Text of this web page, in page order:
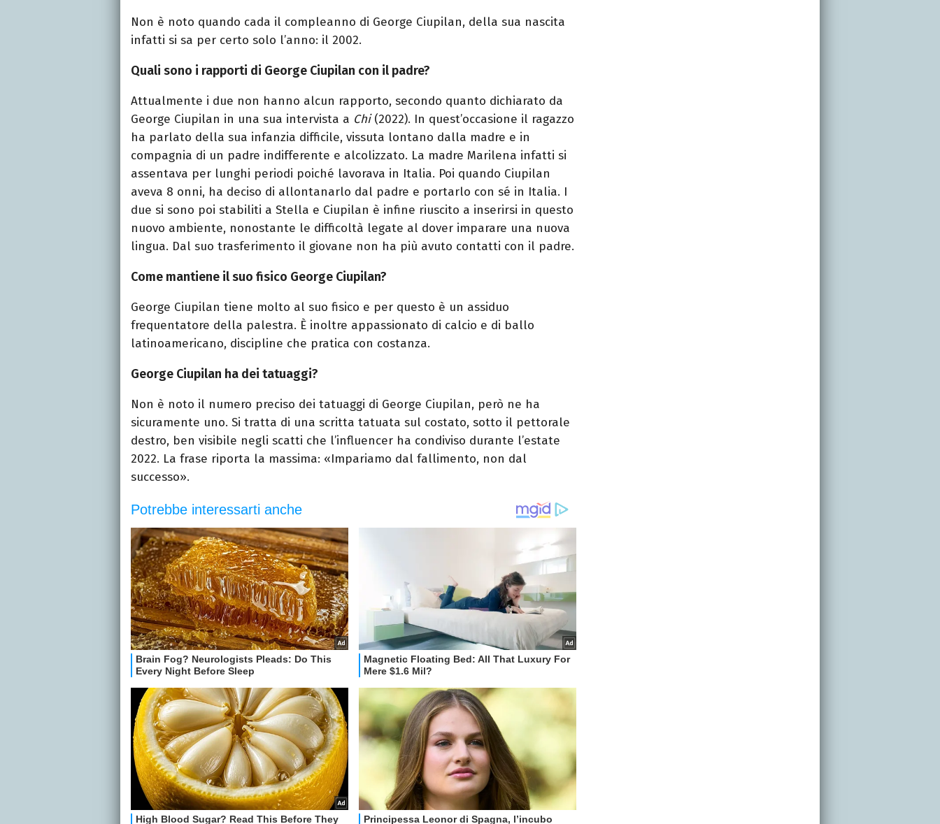
Non è noto quando cada il compleanno di George Ciupilan, della sua nascita
infatti si sa per certo solo l’anno: il 2002.
Quali sono i rapporti di George Ciupilan con il padre?
Attualmente i due non hanno alcun rapporto, secondo quanto dichiarato da
George Ciupilan in una sua intervista a Chi(2022). In quest’occasione il ragazzo
ha parlato della sua infanzia difficile, vissuta lontano dalla madre e in
compagnia di un padre indifferente e alcolizzato. La madre Marilena infatti si
assentava per lunghi periodi poiché lavorava in Italia. Poi quando Ciupilan
aveva 8 onni, ha deciso di allontanarlo dal padre e portarlo con sé in Italia. I
due si sono poi stabiliti a Stella e Ciupilan è infine riuscito a inserirsi in questo
nuovo ambiente, nonostante le difficoltà legate al dover imparare una nuova
lingua. Dal suo trasferimento il giovane non ha più avuto contatti con il padre.
Come mantiene il suo fisico George Ciupilan?
George Ciupilan tiene molto al suo fisico e per questo è un assiduo
frequentatore della palestra. È inoltre appassionato di calcio e di ballo
latinoamericano, discipline che pratica con costanza.
George Ciupilan ha dei tatuaggi?
Non è noto il numero preciso dei tatuaggi di George Ciupilan, però ne ha
sicuramente uno. Si tratta di una scritta tatuata sul costato, sotto il pettorale
destro, ben visibile negli scatti che l’influencer ha condiviso durante l’estate
2022. La frase riporta la massima: «Impariamo dal fallimento, non dal
successo».